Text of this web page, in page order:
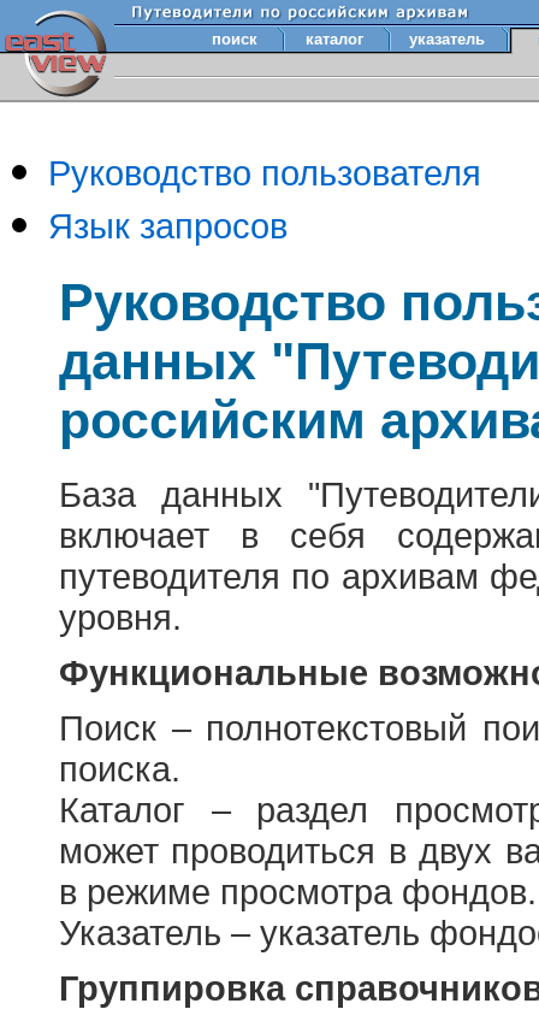
поиск каталог указатель
Руководство пользователя
Язык запросов
Руководство
данных
российским
База данных
включает в себя
путеводителя по архивам
уровня.
Функциональные
Поиск – полнотекстовый
поиска.
Каталог – раздел
может проводиться в двух
в режиме просмотра фондов.
Указатель – указатель
Группировка